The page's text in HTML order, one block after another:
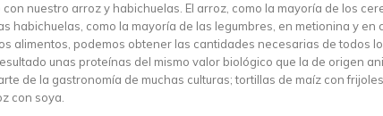
nuestro arroz y habichuelas. El arroz, como la mayoría de los
habichuelas, como la mayoría de las legumbres, en metionina y en
alimentos, podemos obtener las cantidades necesarias de todos
unas proteínas del mismo valor biológico que la de origen
de la gastronomía de muchas culturas; tortillas de maíz con
con soya.